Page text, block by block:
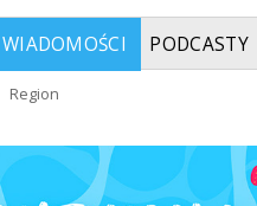
WIADOMOŚCI PODCASTY
Region